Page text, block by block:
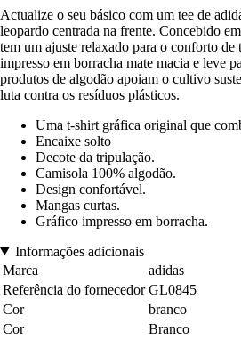
Actualize o seu básico com um tee de
leopardo centrada na frente. Concebido
tem um ajuste relaxado para o conforto
impresso em borracha mate macia e leve
produtos de algodão apoiam o cultivo
luta contra os resíduos plásticos.
Uma t-shirt gráfica original que
Encaixe solto
Decote da tripulação.
Camisola 100% algodão.
Design confortável.
Mangas curtas.
Gráfico impresso em borracha.
Informações adicionais
Marca
adidas
Referência do fornecedor GL0845
Cor
branco
Cor
Branco